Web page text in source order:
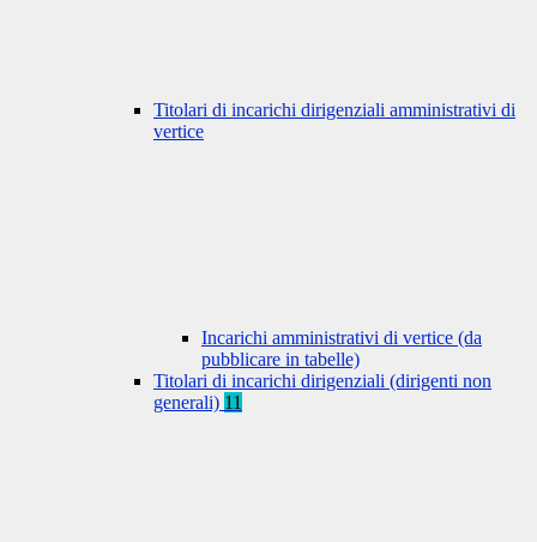
Titolari di incarichi dirigenziali amministrativi di
vertice
Incarichi amministrativi di vertice (da
pubblicare in tabelle)
Titolari di incarichi dirigenziali (dirigenti non
generali) 11